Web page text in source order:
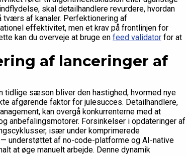
skal detailhandlere revurdere, hvordan
tværs af kanaler. Perfektionering af
effektivitet, men et krav på frontlinjen for
kan du overveje at bruge en feed validator for at
af lanceringer af
sæson bliver den hastighed, hvormed nye
afgørende faktor for julesucces. Detailhandlere,
kan overgå konkurrenterne med at
anbefalingsmotorer. Forsinkelser i opdateringer af
især under komprimerede
understøttet af no-code-platforme og AI-native
at øge manuelt arbejde. Denne dynamik